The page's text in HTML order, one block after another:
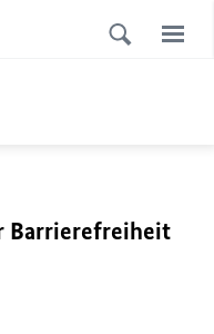
Barrierefreiheit